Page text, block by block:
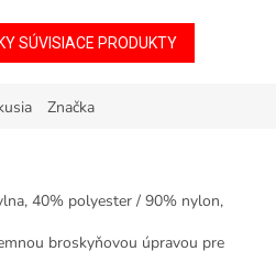
SÚVISIACE PRODUKTY
Značka
40% polyester / 90% nylon,
broskyňovou úpravou pre